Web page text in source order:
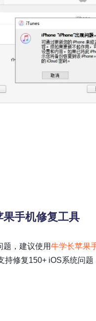
手机修复工具
题，建议使用牛学长苹果
持修复150+ iOS系统问